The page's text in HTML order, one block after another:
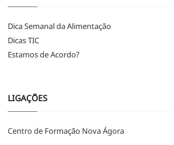
Dica Semanal da Alimentação
Dicas TIC
Estamos de Acordo?
LIGAÇÕES
Centro de Formação Nova Ágora